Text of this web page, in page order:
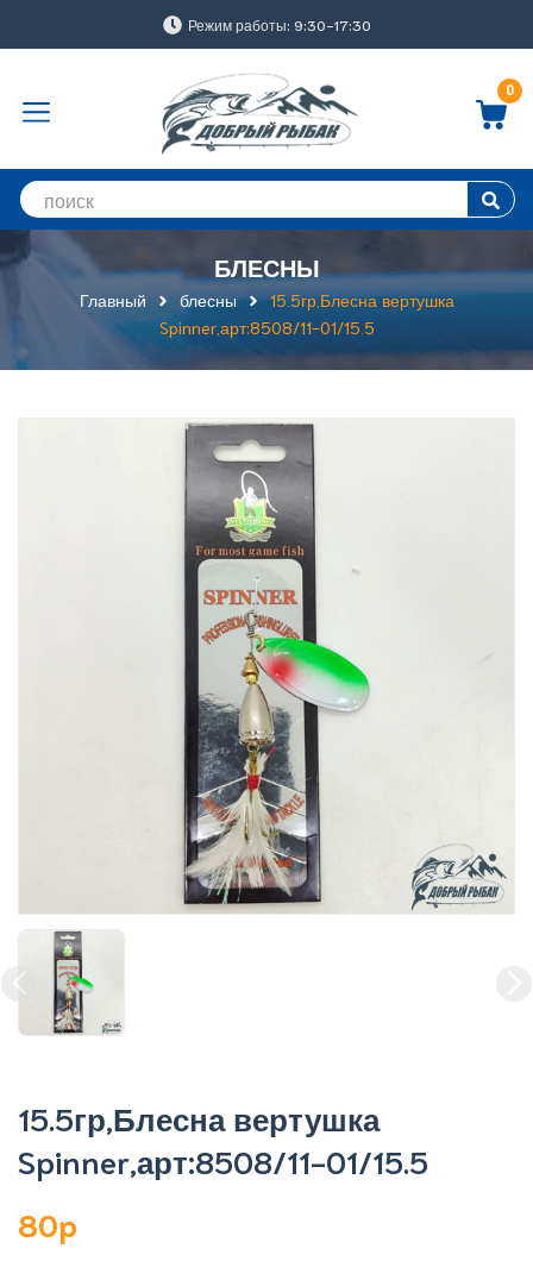
Режим работы: 9:30-17:30
0
БЛЕСНЫ
Главный блесны
15.5гр,Блесна вертушка
Spinner,арт:8508/11-01/15.5
15.5гр,Блесна вертушка
Spinner,арт:8508/11-01/15.5
80p